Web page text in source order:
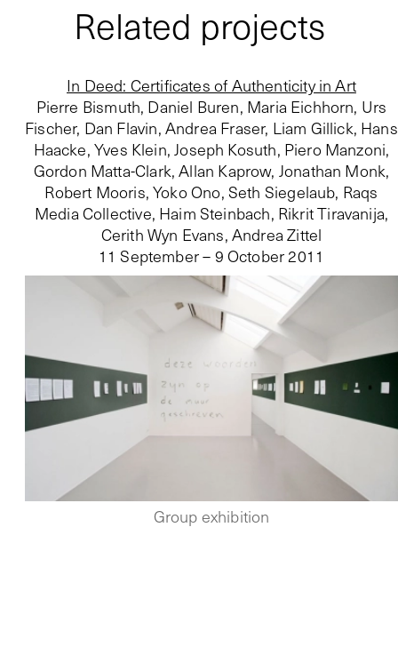
Related projects
In Deed: Certificates of Authenticity in Art
Pierre Bismuth, Daniel Buren, Maria Eichhorn, Urs
Fischer, Dan Flavin, Andrea Fraser, Liam Gillick, Hans
Haacke, Yves Klein, Joseph Kosuth, Piero Manzoni,
Gordon Matta-Clark, Allan Kaprow, Jonathan Monk,
Robert Mooris, Yoko Ono, Seth Siegelaub, Raqs
Media Collective, Haim Steinbach, Rikrit Tiravanija,
Cerith Wyn Evans, Andrea Zittel
11 September – 9 October 2011
Group exhibition